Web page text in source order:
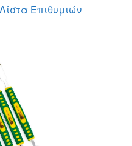
Επιθυμιών